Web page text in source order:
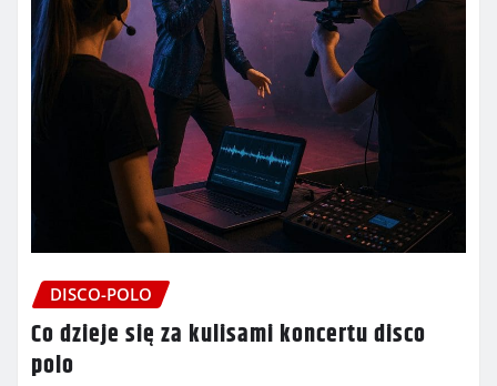
DISCO-POLO
Co dzieje się za kulisami koncertu disco
polo